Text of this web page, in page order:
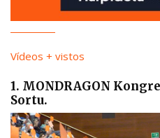
Vídeos + vistos
1. MONDRAGON
Sortu.